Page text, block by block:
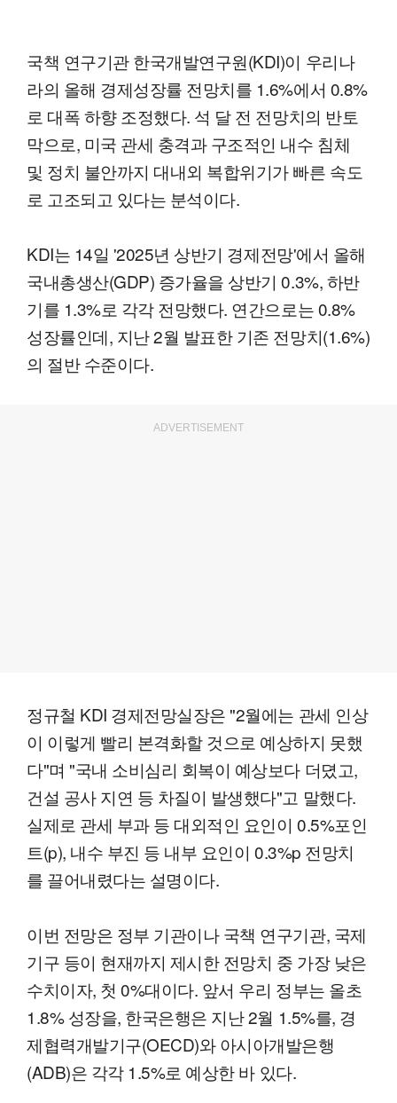
국책 연구기관 한국개발연구원(KDI)이 우리나
라의 올해 경제성장률 전망치를 1.6%에서 0.8%
로 대폭 하향 조정했다. 석 달 전 전망치의 반토
막으로, 미국 관세 충격과 구조적인 내수 침체
및 정치 불안까지 대내외 복합위기가 빠른 속도
로 고조되고 있다는 분석이다.
KDI는 14일 '2025년 상반기 경제전망'에서 올해
국내총생산(GDP) 증가율을 상반기 0.3%, 하반
기를 1.3%로 각각 전망했다. 연간으로는 0.8%
성장률인데, 지난 2월 발표한 기존 전망치(1.6%)
의 절반 수준이다.
ADVERTISEMENT
정규철 KDI 경제전망실장은 "2월에는 관세 인상
이 이렇게 빨리 본격화할 것으로 예상하지 못했
다"며 "국내 소비심리 회복이 예상보다 더뎠고,
건설 공사 지연 등 차질이 발생했다"고 말했다.
실제로 관세 부과 등 대외적인 요인이 0.5%포인
트(p), 내수 부진 등 내부 요인이 0.3%p 전망치
를 끌어내렸다는 설명이다.
이번 전망은 정부 기관이나 국책 연구기관, 국제
기구 등이 현재까지 제시한 전망치 중 가장 낮은
수치이자, 첫 0%대이다. 앞서 우리 정부는 올초
1.8% 성장을, 한국은행은 지난 2월 1.5%를, 경
제협력개발기구(OECD)와 아시아개발은행
(ADB)은 각각 1.5%로 예상한 바 있다.